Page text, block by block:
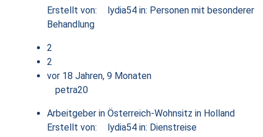
Erstellt von:
lydia54 in: Personen mit besonderer
Behandlung
2
2
vor 18 Jahren, 9 Monaten
petra20
Arbeitgeber in Österreich-Wohnsitz in Holland
Erstellt von:
lydia54 in: Dienstreise